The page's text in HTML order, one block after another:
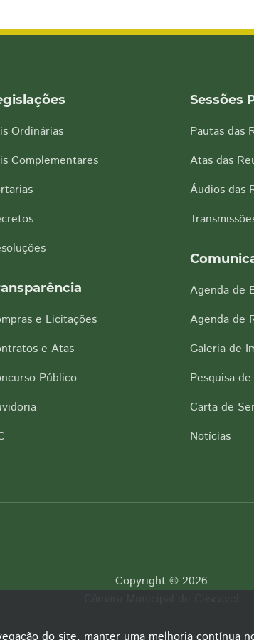
Ordinárias
Complementares
e Licitações
e Atas
Público
Sessões
Pautas das
Atas das
Áudios das
Agenda de
Agenda de
Galeria de
Pesquisa
Carta de
Notícias
Copyright © 2026